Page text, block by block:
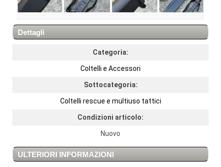
Dettagli
Categoria:
Coltelli e Accessori
Sottocategoria:
Coltelli rescue e multiuso tattici
Condizioni articolo:
Nuovo
ULTERIORI INFORMAZIONI